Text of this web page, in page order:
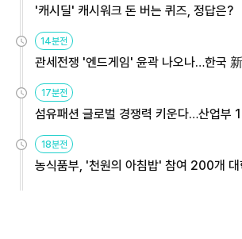
'캐시딜' 캐시워크 돈 버는 퀴즈, 정답은?
14분전
관세전쟁 '엔드게임' 윤곽 나오나…한국
17분전
섬유패션 글로벌 경쟁력 키운다…산업부
18분전
농식품부, '천원의 아침밥' 참여 200개 대